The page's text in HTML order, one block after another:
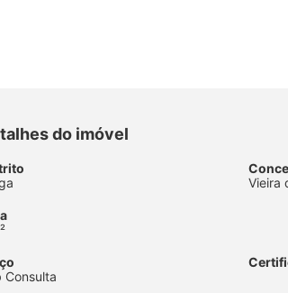
do imóvel
Vieira
Consulta